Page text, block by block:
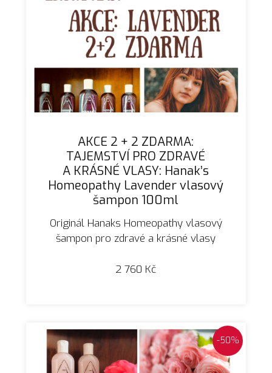
AKCE 2 + 2 ZDARMA:
TAJEMSTVÍ PRO ZDRAVÉ
A KRÁSNÉ VLASY: Hanak’s
Homeopathy Lavender vlasový
šampon 100ml
Originál Hanaks Homeopathy vlasový
šampon pro zdravé a krásné vlasy
2 760 Kč
-50%